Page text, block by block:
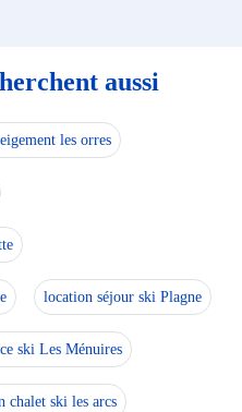
aussi
les orres
location séjour ski Plagne
ski Les Ménuires
chalet ski les arcs